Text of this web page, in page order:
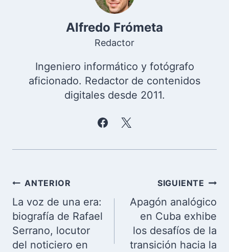
Alfredo Frómeta
Redactor
Ingeniero informático y fotógrafo
aficionado. Redactor de contenidos
digitales desde 2011.
Navegación
de
entradas
ANTERIOR
La voz de una era:
biografía de Rafael
Serrano, locutor
del noticiero en
SIGUIENTE
Apagón analógico
en Cuba exhibe
los desafíos de la
transición hacia la